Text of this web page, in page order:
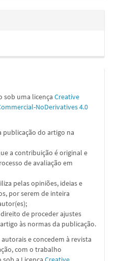
sob uma licença Creative
NoDerivatives 4.0
publicação do artigo na
a contribuição é original e
de avaliação em
pelas opiniões, ideias e
por serem de inteira
de proceder ajustes
às normas da publicação.
e concedem à revista
com o trabalho